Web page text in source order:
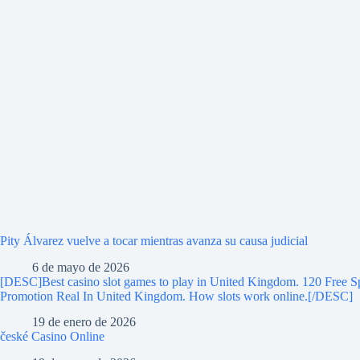
Pity Álvarez vuelve a tocar mientras avanza su causa judicial
6 de mayo de 2026
[DESC]Best casino slot games to play in United Kingdom. 120 Free
Promotion Real In United Kingdom. How slots work online.[/DESC]
19 de enero de 2026
české Casino Online